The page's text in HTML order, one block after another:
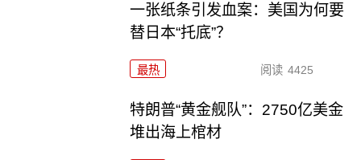
一张纸条引发血案：美国为何要
替日本“托底”？
最热 阅读 4425
特朗普“黄金舰队”：2750亿美金
堆出海上棺材